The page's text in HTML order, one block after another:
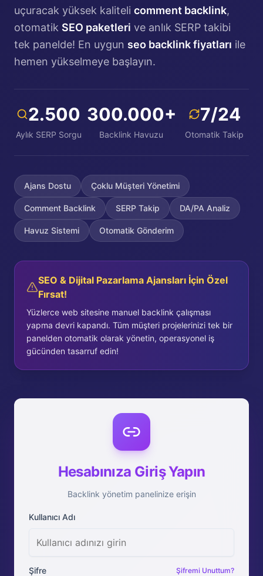
uçuracak yüksek kaliteli comment backlink,
otomatik SEO paketleri ve anlık SERP takibi
tek panelde! En uygun seo backlink fiyatları ile
hemen yükselmeye başlayın.
2.500
Aylık SERP Sorgu
300.000+
Backlink Havuzu
7/24
Otomatik Takip
Ajans Dostu Çoklu Müşteri Yönetimi
Comment Backlink SERP Takip DA/PA Analiz
Havuz Sistemi Otomatik Gönderim
SEO & Dijital Pazarlama Ajansları İçin Özel
Fırsat!
Yüzlerce web sitesine manuel backlink çalışması
yapma devri kapandı. Tüm müşteri projelerinizi tek bir
panelden otomatik olarak yönetin, operasyonel iş
gücünden tasarruf edin!
Hesabınıza Giriş Yapın
Backlink yönetim panelinize erişin
Kullanıcı Adı
Şifre Şifremi Unuttum?